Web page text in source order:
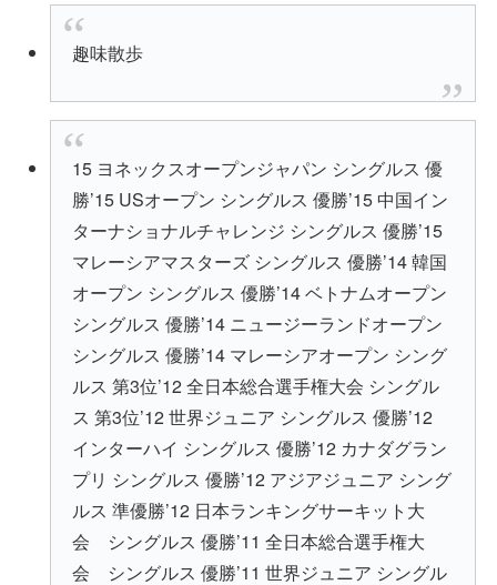
趣味散歩
15 ヨネックスオープンジャパン シングルス 優
勝’15 USオープン シングルス 優勝’15 中国イン
ターナショナルチャレンジ シングルス 優勝’15
マレーシアマスターズ シングルス 優勝’14 韓国
オープン シングルス 優勝’14 ベトナムオープン
シングルス 優勝’14 ニュージーランドオープン
シングルス 優勝’14 マレーシアオープン シング
ルス 第3位’12 全日本総合選手権大会 シングル
ス 第3位’12 世界ジュニア シングルス 優勝’12
インターハイ シングルス 優勝’12 カナダグラン
プリ シングルス 優勝’12 アジアジュニア シング
ルス 準優勝’12 日本ランキングサーキット大
会 シングルス 優勝’11 全日本総合選手権大
会 シングルス 優勝’11 世界ジュニア シングル